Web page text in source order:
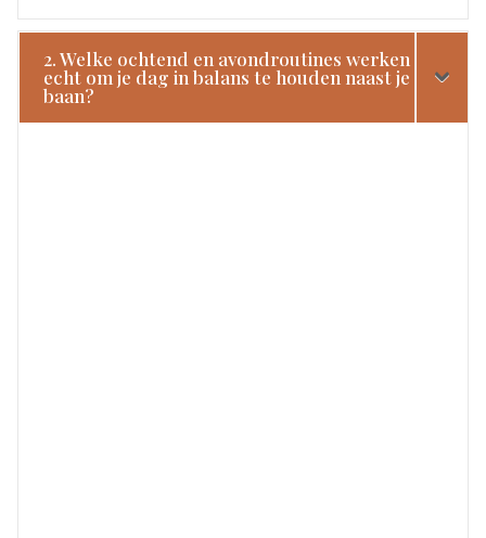
2. Welke ochtend en avondroutines werken
echt om je dag in balans te houden naast je
baan?